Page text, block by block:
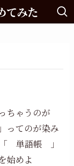
てみた
ちゃうのが
てのが染み
「 単語帳 」
始めよ